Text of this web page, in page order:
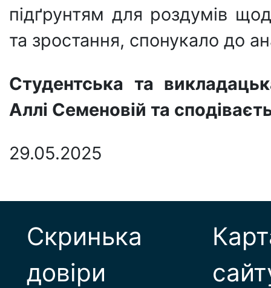
підґрунтям для роздумів
та зростання, спонукало до
Студентська та
Аллі Семеновій та
29.05.2025
Скринька
довіри